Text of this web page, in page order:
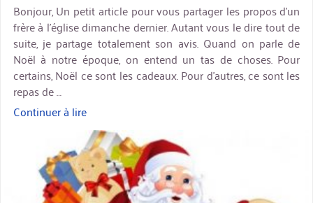
Bonjour, Un petit article pour vous partager les propos d’un
frère à l’église dimanche dernier. Autant vous le dire tout de
suite, je partage totalement son avis. Quand on parle de
Noël à notre époque, on entend un tas de choses. Pour
certains, Noël ce sont les cadeaux. Pour d’autres, ce sont les
repas de …
Continuer à lire« Noël
vérité
ou
fable
? »